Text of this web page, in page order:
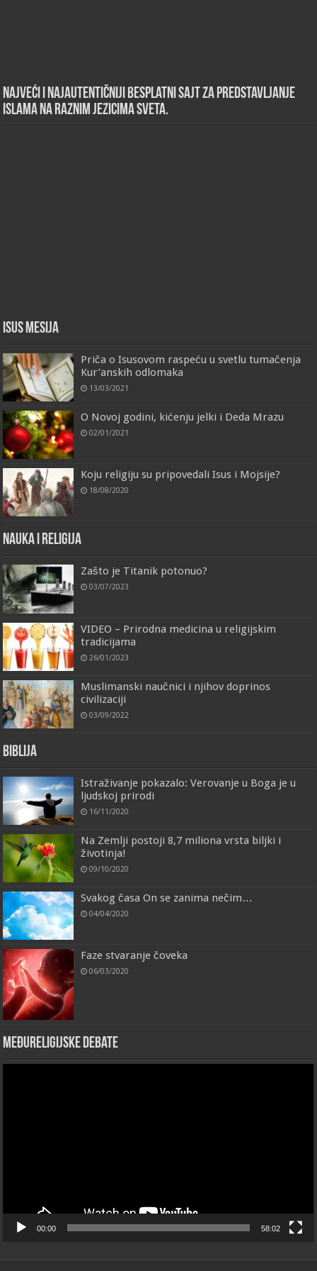
Najveći i najautentičniji besplatni sajt za predstavljanje
islama na raznim jezicima sveta.
Isus Mesija
Priča o Isusovom raspeću u svetlu tumačenja
Kur’anskih odlomaka
13/03/2021
O Novoj godini, kićenju jelki i Deda Mrazu
02/01/2021
Koju religiju su pripovedali Isus i Mojsije?
18/08/2020
Nauka i religija
Zašto je Titanik potonuo?
03/07/2023
VIDEO – Prirodna medicina u religijskim
tradicijama
26/01/2023
Muslimanski naučnici i njihov doprinos
civilizaciji
03/09/2022
Biblija
Istraživanje pokazalo: Verovanje u Boga je u
ljudskoj prirodi
16/11/2020
Na Zemlji postoji 8,7 miliona vrsta biljki i
životinja!
09/10/2020
Svakog časa On se zanima nečim…
04/04/2020
Faze stvaranje čoveka
06/03/2020
Međureligijske debate
00:00 58:02